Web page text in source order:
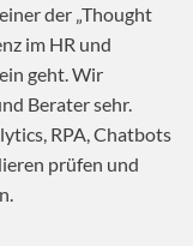
der „Thought
im HR und
geht. Wir
Berater sehr.
RPA, Chatbots
prüfen und